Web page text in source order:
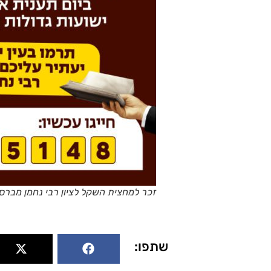
זכר למחצית השקל לציון רבי נחמן
שתפו: